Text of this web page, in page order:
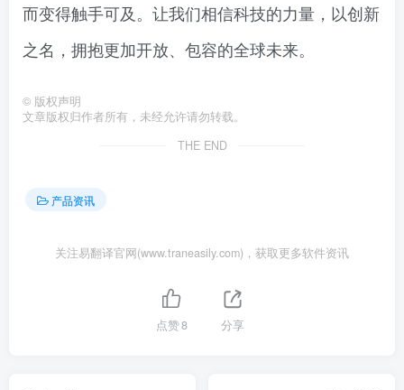
而变得触手可及。让我们相信科技的力量，以创新
之名，拥抱更加开放、包容的全球未来。
© 版权声明
文章版权归作者所有，未经允许请勿转载。
THE END
产品资讯
关注易翻译官网(www.traneasily.com)，获取更多软件资讯
点赞8 分享